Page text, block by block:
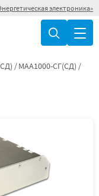
электроника»
МАА1000-СГ(СД)